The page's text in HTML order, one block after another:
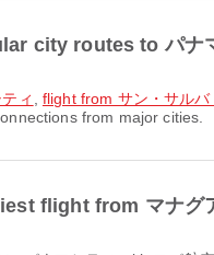
city routes to パナ
ィ flight from サン・サルバ
from major cities.
flight from マナグ